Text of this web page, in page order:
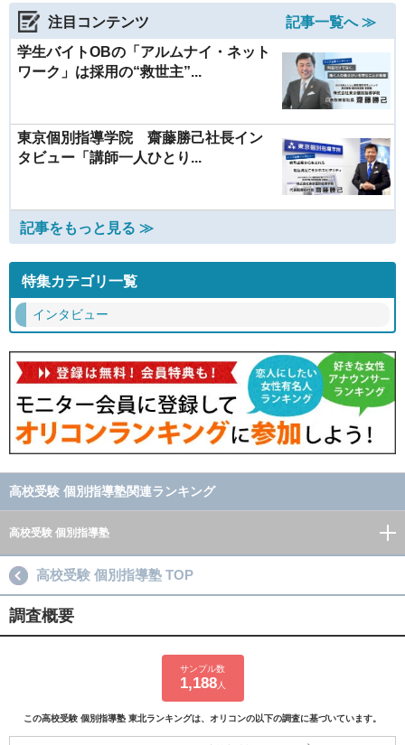
注目コンテンツ
記事一覧へ ≫
学生バイトOBの「アルムナイ・ネット
ワーク」は採用の“救世主”...
東京個別指導学院 齋藤勝己社長イン
タビュー「講師一人ひとり...
記事をもっと見る ≫
特集カテゴリ一覧
インタビュー
高校受験 個別指導塾関連ランキング
高校受験 個別指導塾
高校受験 個別指導塾 TOP
調査概要
サンプル数
1,188人
この高校受験 個別指導塾 東北ランキングは、オリコンの以下の調査に基づいています。